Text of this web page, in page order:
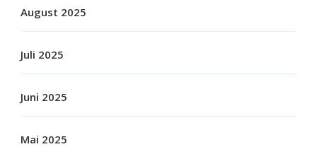
August 2025
Juli 2025
Juni 2025
Mai 2025